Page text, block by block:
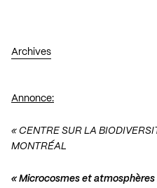
Archives
Annonce:
« CENTRE SUR LA
MONTRÉAL
« Microcosmes et atmosphères